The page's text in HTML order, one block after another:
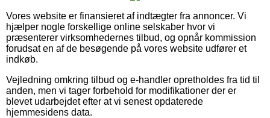
Vores website er finansieret af indtægter fra annoncer. Vi
hjælper nogle forskellige online selskaber hvor vi
præsenterer virksomhedernes tilbud, og opnår kommission
forudsat en af de besøgende på vores website udfører et
indkøb.
Vejledning omkring tilbud og e-handler opretholdes fra tid til
anden, men vi tager forbehold for modifikationer der er
blevet udarbejdet efter at vi senest opdaterede
hjemmesidens data.